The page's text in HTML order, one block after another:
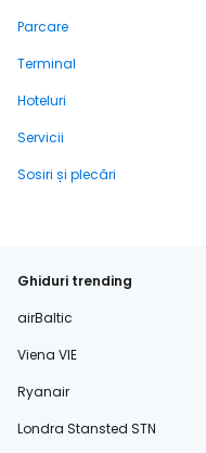
Parcare
Terminal
Hoteluri
Servicii
Sosiri și plecări
Ghiduri trending
airBaltic
Viena VIE
Ryanair
Londra Stansted STN